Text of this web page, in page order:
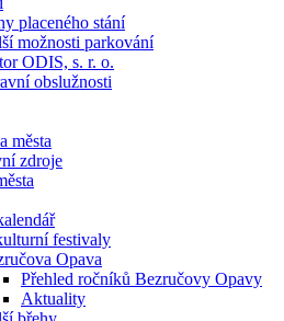
placeného stání
možnosti parkování
ODIS, s. r. o.
obslužnosti
města
zdroje
festivaly
Opava
Přehled ročníků Bezručovy Opavy
Aktuality